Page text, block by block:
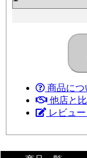
商品につ
他店と
レビュー